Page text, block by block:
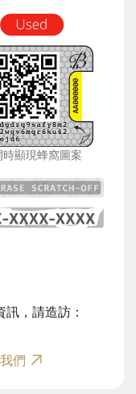
時顯現蜂窩圖案
，請造訪：
們